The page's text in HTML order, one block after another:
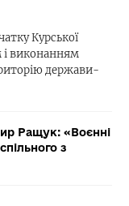
Курської
і виконанням
держави-
Ращук: «Воєнні
з